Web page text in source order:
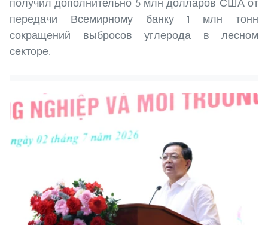
получил дополнительно 5 млн долларов США от
передачи Всемирному банку 1 млн тонн
сокращений выбросов углерода в лесном
секторе.